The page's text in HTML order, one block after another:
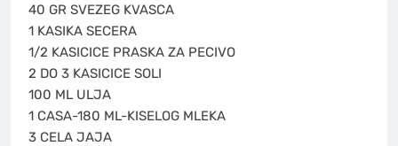
40 GR SVEZEG KVASCA
1 KASIKA SECERA
1/2 KASICICE PRASKA ZA PECIVO
2 DO 3 KASICICE SOLI
100 ML ULJA
1 CASA-180 ML-KISELOG MLEKA
3 CELA JAJA